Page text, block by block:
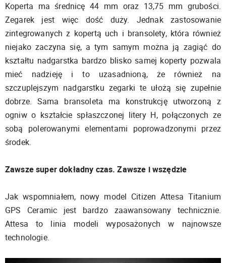
Koperta ma średnicę 44 mm oraz 13,75 mm grubości.
Zegarek jest więc dość duży. Jednak zastosowanie
zintegrowanych z kopertą uch i bransolety, która również
niejako zaczyna się, a tym samym można ją zagiąć do
kształtu nadgarstka bardzo blisko samej koperty pozwala
mieć nadzieję i to uzasadnioną, że również na
szczuplejszym nadgarstku zegarki te ułożą się zupełnie
dobrze. Sama bransoleta ma konstrukcję utworzoną z
ogniw o kształcie spłaszczonej litery H, połączonych ze
sobą polerowanymi elementami poprowadzonymi przez
środek.
Zawsze super dokładny czas. Zawsze i wszędzie
Jak wspomniałem, nowy model Citizen Attesa Titanium
GPS Ceramic jest bardzo zaawansowany technicznie.
Attesa to linia modeli wyposażonych w najnowsze
technologie.